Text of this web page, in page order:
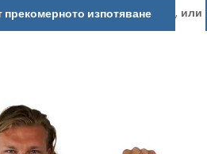
прекомерното изпотяване , или